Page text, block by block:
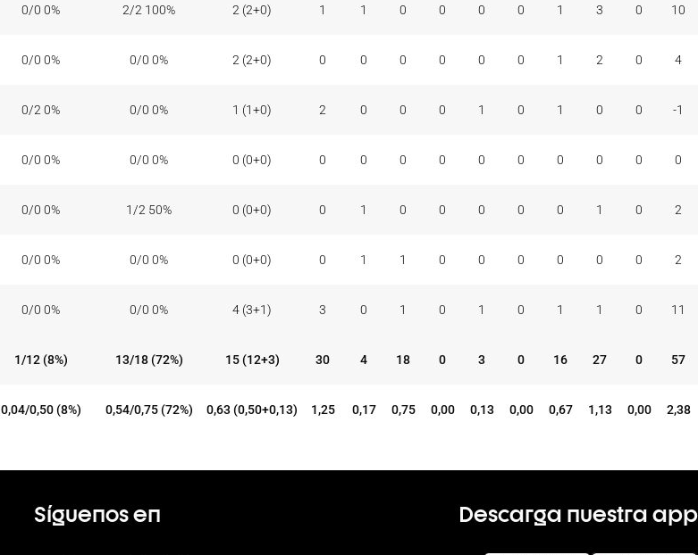
0/0 0% 2/2 100% 2 (2+0) 1 1 0 0 0 0 1 3 0 10
0/0 0% 0/0 0% 2 (2+0) 0 0 0 0 0 0 1 2 0 4
0/2 0% 0/0 0% 1 (1+0) 2 0 0 0 1 0 1 0 0 -1
0/0 0% 0/0 0% 0 (0+0) 0 0 0 0 0 0 0 0 0 0
0/0 0% 1/2 50% 0 (0+0) 0 1 0 0 0 0 0 1 0 2
0/0 0% 0/0 0% 0 (0+0) 0 1 1 0 0 0 0 0 0 2
0/0 0% 0/0 0% 4 (3+1) 3 0 1 0 1 0 1 1 0 11
1/12 (8%) 13/18 (72%) 15 (12+3) 30 4 18 0 3 0 16 27 0 57
0,04/0,50 (8%) 0,54/0,75 (72%) 0,63 (0,50+0,13) 1,25 0,17 0,75 0,00 0,13 0,00 0,67 1,13 0,00 2,38
Síguenos en Descarga nuestra app